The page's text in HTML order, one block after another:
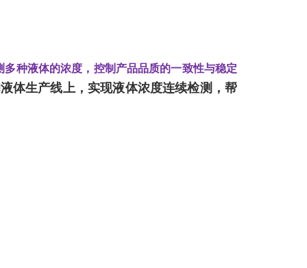
多种液体的浓度，控制产品品质的一致性与稳定
体生产线上，实现液体浓度连续检测，帮